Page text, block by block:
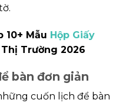
10+ Mẫu Hộp Giấy
Trường 2026
bàn đơn giản
cuốn lịch để bàn